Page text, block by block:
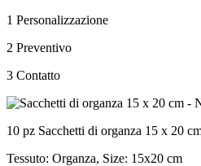
1 Personalizzazione
2 Preventivo
3 Contatto
10 pz Sacchetti di organza 15 x 20
Tessuto: Organza, Size: 15x20 cm